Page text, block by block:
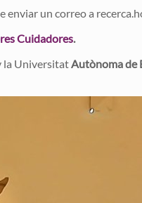
enviar un correo a
Cuidadores.
la UniversitatAutònoma de